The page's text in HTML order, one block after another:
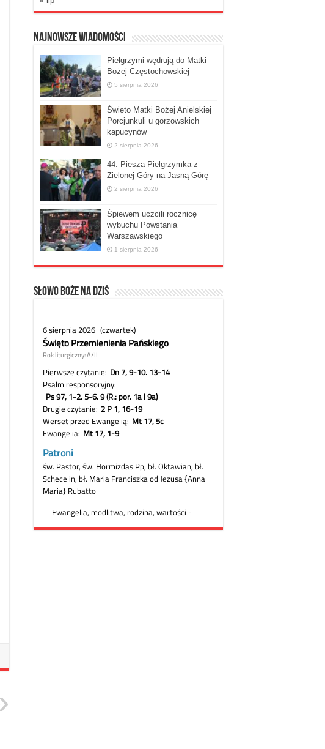
Najnowsze Wiadomości
Pielgrzymi wędrują do Matki
Bożej Częstochowskiej
5 sierpnia 2026
Święto Matki Bożej Anielskiej
Porcjunkuli u gorzowskich
kapucynów
2 sierpnia 2026
44. Piesza Pielgrzymka z
Zielonej Góry na Jasną Górę
2 sierpnia 2026
Śpiewem uczcili rocznicę
wybuchu Powstania
Warszawskiego
1 sierpnia 2026
Słowo Boże na dziś